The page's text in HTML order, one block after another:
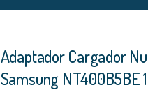
Adaptador Cargador
Samsung NT400B5BE